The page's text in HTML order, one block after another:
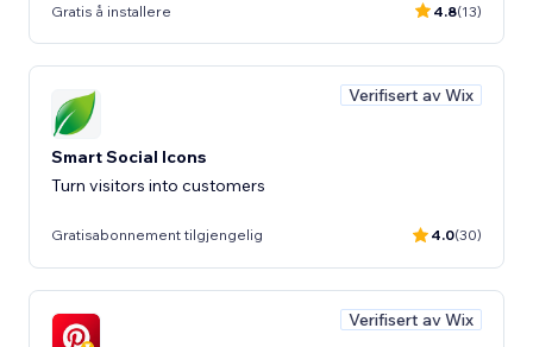
Gratis å installere 4.8(13)
Verifisert av Wix
Smart Social Icons
Turn visitors into customers
Gratisabonnement tilgjengelig 4.0(30)
Verifisert av Wix